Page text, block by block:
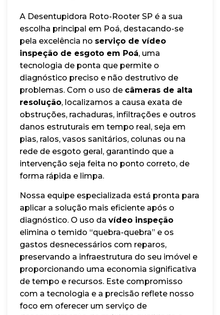
A Desentupidora Roto-Rooter SP é a sua
escolha principal em Poá, destacando-se
pela excelência no serviço de vídeo
inspeção de esgoto em Poá, uma
tecnologia de ponta que permite o
diagnóstico preciso e não destrutivo de
problemas. Com o uso de câmeras de alta
resolução, localizamos a causa exata de
obstruções, rachaduras, infiltrações e outros
danos estruturais em tempo real, seja em
pias, ralos, vasos sanitários, colunas ou na
rede de esgoto geral, garantindo que a
intervenção seja feita no ponto correto, de
forma rápida e limpa.
Nossa equipe especializada está pronta para
aplicar a solução mais eficiente após o
diagnóstico. O uso da vídeo inspeção
elimina o temido “quebra-quebra” e os
gastos desnecessários com reparos,
preservando a infraestrutura do seu imóvel e
proporcionando uma economia significativa
de tempo e recursos. Este compromisso
com a tecnologia e a precisão reflete nosso
foco em oferecer um serviço de